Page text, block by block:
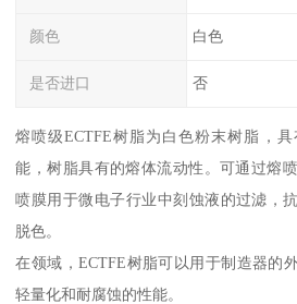
颜色 白色
是否进口 否
熔喷级ECTFE树脂为白色粉末树脂，
能，树脂具有的熔体流动性。可通过熔
喷膜用于微电子行业中刻蚀液的过滤，
脱色。
在领域，ECTFE树脂可以用于制造器的
轻量化和耐腐蚀的性能。